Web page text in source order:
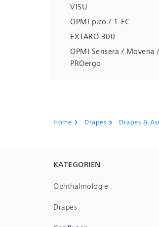
VISU
OPMI pico / 1-FC
EXTARO 300
OPMI Sensera / Movena /
PROergo
Home chevron_right Drapes chevron_right Drapes &
KATEGORIEN
Ophthalmologie
Drapes